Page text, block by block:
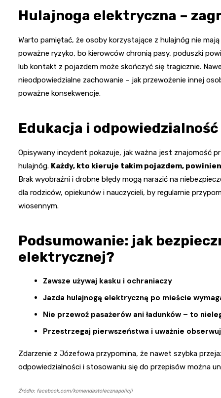
Hulajnoga elektryczna –
Warto pamiętać, że osoby korzystające z hulajnóg nie
poważne ryzyko, bo kierowców chronią pasy, poduszki
lub kontakt z pojazdem może skończyć się tragicznie.
nieodpowiedzialne zachowanie – jak przewożenie innej
poważne konsekwencje.
Edukacja i
Opisywany incydent pokazuje, jak ważna jest znajomość
hulajnóg. Każdy, kto kieruje takim pojazdem,
Brak wyobraźni i drobne błędy mogą narazić na
dla rodziców, opiekunów i nauczycieli, by regularnie
wiosennym.
Podsumowanie: jak
elektrycznej?
Zawsze używaj kasku i ochraniaczy
Jazda hulajnogą elektryczną po mieście
Nie przewoź pasażerów ani ładunków – to
Przestrzegaj pierwszeństwa i uważnie
Zdarzenie z Józefowa przypomina, że nawet szybka
odpowiedzialności i stosowaniu się do przepisów można
Źródło: facebook.com/komendastolecznapolicji